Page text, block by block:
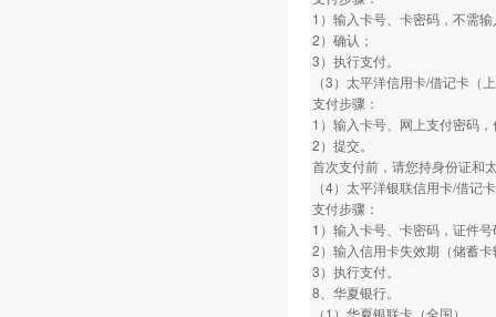
1）输入卡号、卡密码，不需
2）确认；
3）执行支付。
（3）太平洋信用卡/借记卡（
支付步骤：
1）输入卡号、网上支付密码
2）提交。
首次支付前，请您持身份证和
（4）太平洋银联信用卡/借记
支付步骤：
1）输入卡号、卡密码，证件
2）输入信用卡失效期（储蓄
3）执行支付。
8、华夏银行。
（1）华夏银联卡（全国）